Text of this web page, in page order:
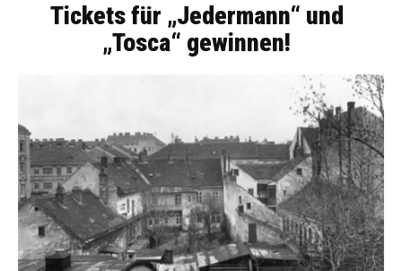
Tickets für „Jedermann“ und
„Tosca“ gewinnen!